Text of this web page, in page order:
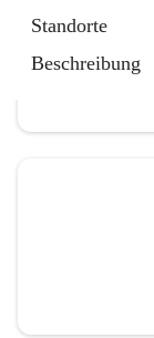
Standorte
Beschreibung